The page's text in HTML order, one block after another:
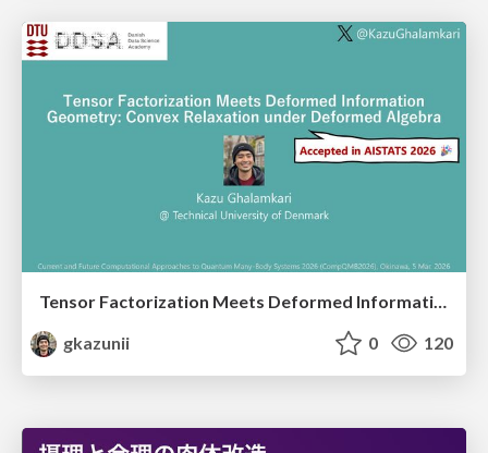
gkazunii
0 120